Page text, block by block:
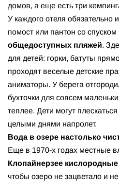
домов, а еще есть три
У каждого отеля обязательно
помост или пантон со спуском
общедоступных пляжей.
для детей: горки, батуты
проходят веселые детские
аниматоры. У берега
бухточки для совсем
теплее. Дети могут
целыми днями напролет.
Вода в озере настолько
Еще в 1970-х годах местные
Клопайнерзее кислородные
чтобы озеро не зацветало и